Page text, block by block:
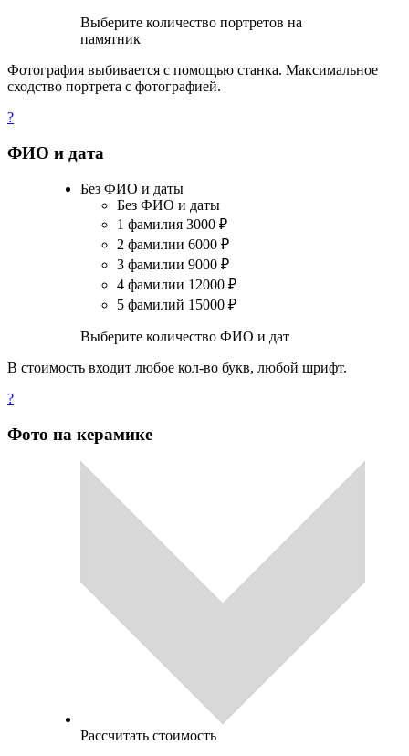
Выберите количество портретов на
памятник
Фотография выбивается с помощью станка. Максимальное
сходство портрета с фотографией.
?
ФИО и дата
Без ФИО и даты
Без ФИО и даты
1 фамилия 3000 ₽
2 фамилии 6000 ₽
3 фамилии 9000 ₽
4 фамилии 12000 ₽
5 фамилий 15000 ₽
Выберите количество ФИО и дат
В стоимость входит любое кол-во букв, любой шрифт.
?
Фото на керамике
Рассчитать стоимость